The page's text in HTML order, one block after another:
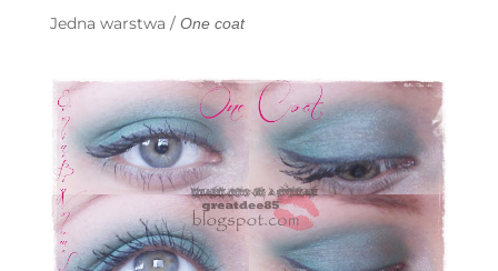
Jedna warstwa / One coat